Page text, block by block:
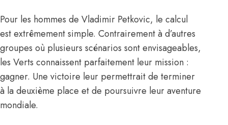
Pour les hommes de Vladimir Petkovic, le calcul
est extrêmement simple. Contrairement à d’autres
groupes où plusieurs scénarios sont envisageables,
les Verts connaissent parfaitement leur mission :
gagner. Une victoire leur permettrait de terminer
à la deuxième place et de poursuivre leur aventure
mondiale.